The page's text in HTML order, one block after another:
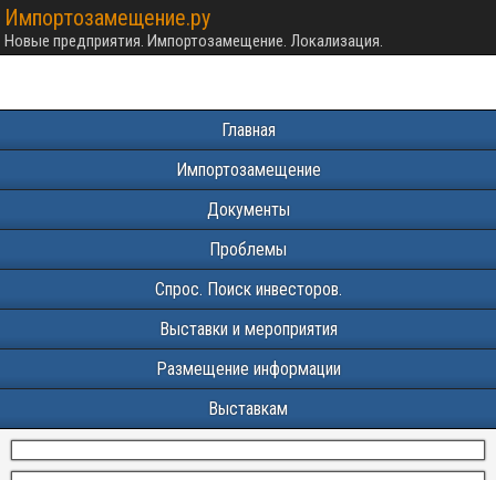
Импортозамещение.ру
Новые предприятия. Импортозамещение. Локализация.
Главная
Импортозамещение
Документы
Проблемы
Спрос. Поиск инвесторов.
Выставки и мероприятия
Размещение информации
Выставкам